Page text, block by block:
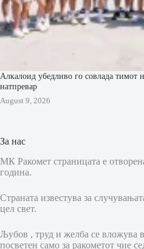
Алкалоид убедливо го совлада тимот
натпревар
August 9, 2026
За нас
МК Ракомет страницата е
година.
Страната известува за
цел свет.
Љубов , труд и желба се вложува
посветен само за ракометот чие